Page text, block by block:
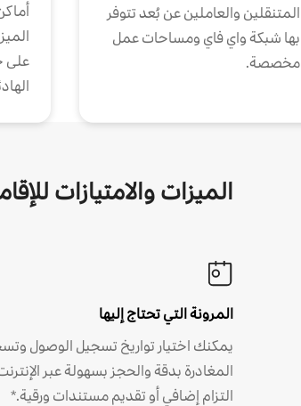
المتنقلين والعاملين عن بُعد تتوفر
بها شبكة واي فاي ومساحات عمل
مخصصة.
على
الميزات والامتيازات
المرونة التي تحتاج إليها
يمكنك اختيار تواريخ تسجيل الوصول
المغادرة بدقة والحجز بسهولة عبر
التزام إضافي أو تقديم مستندات ورقية.*